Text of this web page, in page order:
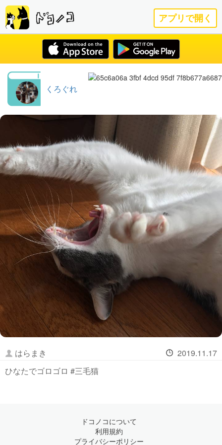
アプリで開く
くろぐれ
はらまき
2019.11.17
ひなたでゴロゴロ #三毛猫
ドコノコについて
利用規約
プライバシーポリシー